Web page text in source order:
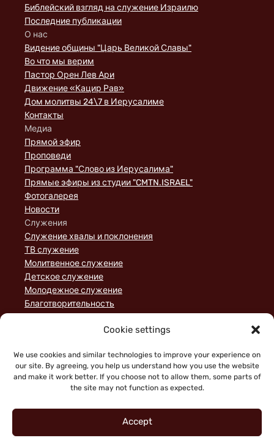
Cookie settings
We use cookies and similar technologies to improve your experience on
our site. By agreeing, you help us understand how you use the website
and make it work better. If you choose not to allow them, some parts of
the site may not function as expected.
Accept
Библейский взгляд на служение Израилю
Последние публикации
О нас
Видение общины "Царь Великой Славы"
Во что мы верим
Пастор Орен Лев Ари
Движение «Кацир Рав»
Дом молитвы 24\7 в Иерусалиме
Контакты
Медиа
Прямой эфир
Проповеди
Программа "Слово из Иерусалима"
Прямые эфиры из студии "CMTN.ISRAEL"
Фотогалерея
Новости
Служения
Служение хвалы и поклонения
ТВ служение
Молитвенное служение
Детское служение
Молодежное служение
Благотворительность
Служение порядка
Статьи